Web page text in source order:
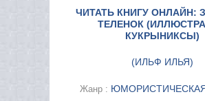
ЧИТАТЬ КНИГУ ОНЛАЙН:
ТЕЛЕНОК
КУКРЫНИКСЫ)
(ИЛЬФ ИЛЬЯ)
Жанр :